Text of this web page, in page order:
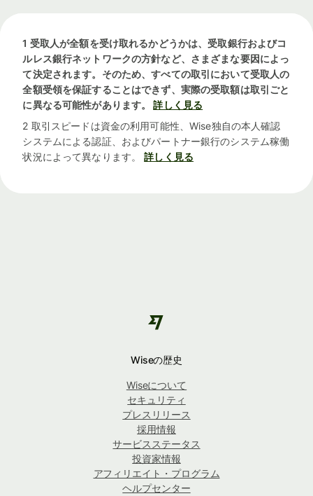
1 受取人が全額を受け取れるかどうかは、受取銀行およびコ
ルレス銀行ネットワークの方針など、さまざまな要因によっ
て決定されます。そのため、すべての取引において受取人の
全額受領を保証することはできず、実際の受取額は取引ごと
に異なる可能性があります。
詳しく見る
2 取引スピードは資金の利用可能性、Wise独自の本人確認
システムによる認証、およびパートナー銀行のシステム稼働
状況によって異なります。
詳しく見る
Wiseの歴史
Wiseについて
セキュリティ
プレスリリース
採用情報
サービスステータス
投資家情報
アフィリエイト・プログラム
ヘルプセンター